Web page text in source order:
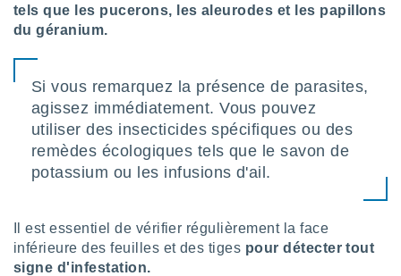
tels que les pucerons, les aleurodes et les papillons
du géranium.
Si vous remarquez la présence de parasites,
agissez immédiatement. Vous pouvez
utiliser des insecticides spécifiques ou des
remèdes écologiques tels que le savon de
potassium ou les infusions d'ail.
Il est essentiel de vérifier régulièrement la face
inférieure des feuilles et des tiges pour détecter tout
signe d'infestation.